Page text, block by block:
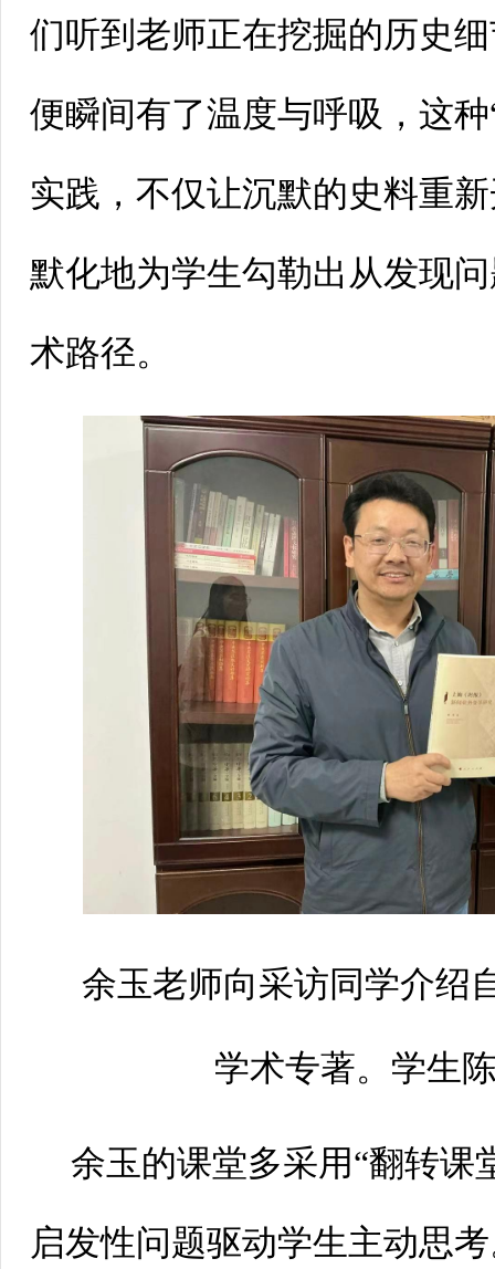
们听到老师正在挖掘的历史
便瞬间有了温度与呼吸，这
实践，不仅让沉默的史料重
默化地为学生勾勒出从发现
术路径。
余玉老师向采访同学介绍
学术专著。学生
余玉的课堂多采用“翻转课
启发性问题驱动学生主动思